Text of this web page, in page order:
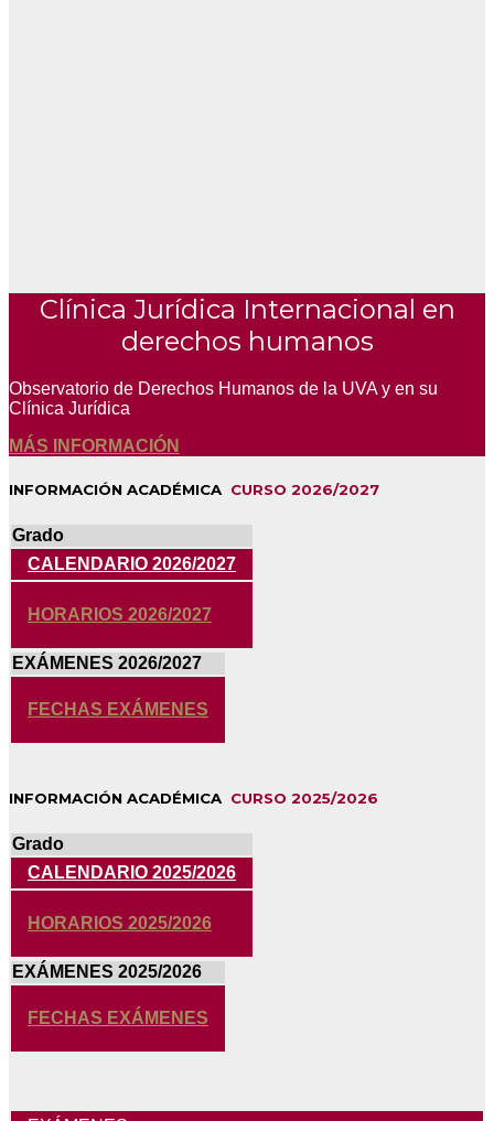
Clínica Jurídica Internacional en
derechos humanos
Observatorio de Derechos Humanos de la UVA y en su
Clínica Jurídica
MÁS INFORMACIÓN
INFORMACIÓN ACADÉMICA CURSO 2026/2027
Grado
CALENDARIO 2026/2027
HORARIOS 2026/2027
EXÁMENES 2026/2027
FECHAS EXÁMENES
INFORMACIÓN ACADÉMICA CURSO 2025/2026
Grado
CALENDARIO 2025/2026
HORARIOS 2025/2026
EXÁMENES 2025/2026
FECHAS EXÁMENES